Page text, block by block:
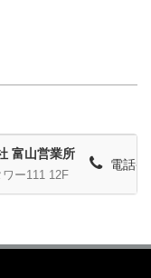
富山営業所
ー111 12F
電話